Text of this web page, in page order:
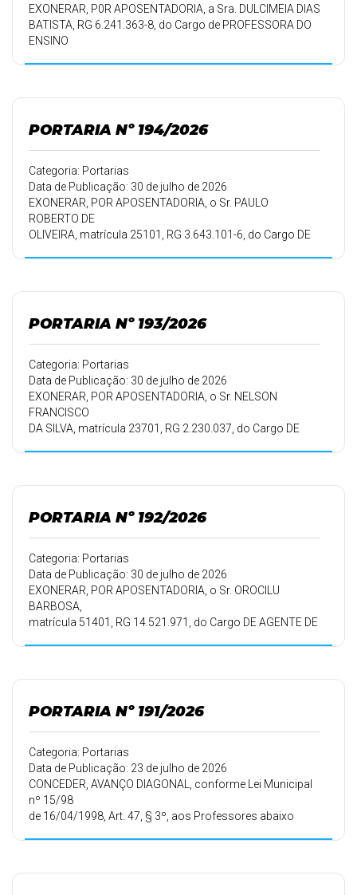
EXONERAR, P0R APOSENTADORIA, a Sra. DULCIMEIA DIAS
BATISTA, RG 6.241.363-8, do Cargo de PROFESSORA DO
ENSINO
PORTARIA Nº 194/2026
Categoria: Portarias
Data de Publicação: 30 de julho de 2026
EXONERAR, POR APOSENTADORIA, o Sr. PAULO
ROBERTO DE
OLIVEIRA, matrícula 25101, RG 3.643.101-6, do Cargo DE
PORTARIA Nº 193/2026
Categoria: Portarias
Data de Publicação: 30 de julho de 2026
EXONERAR, POR APOSENTADORIA, o Sr. NELSON
FRANCISCO
DA SILVA, matrícula 23701, RG 2.230.037, do Cargo DE
PORTARIA Nº 192/2026
Categoria: Portarias
Data de Publicação: 30 de julho de 2026
EXONERAR, POR APOSENTADORIA, o Sr. OROCILU
BARBOSA,
matrícula 51401, RG 14.521.971, do Cargo DE AGENTE DE
PORTARIA Nº 191/2026
Categoria: Portarias
Data de Publicação: 23 de julho de 2026
CONCEDER, AVANÇO DIAGONAL, conforme Lei Municipal
nº 15/98
de 16/04/1998, Art. 47, § 3º, aos Professores abaixo